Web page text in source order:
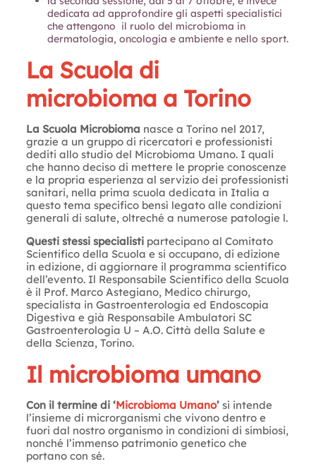
dedicata ad approfondire gli aspetti specialistici
che attengono il ruolo del microbioma in
dermatologia, oncologia e ambiente e nello sport.
La Scuola di
microbioma a Torino
La Scuola Microbioma nasce a Torino nel 2017,
grazie a un gruppo di ricercatori e professionisti
dediti allo studio del Microbioma Umano. I quali
che hanno deciso di mettere le proprie conoscenze
e la propria esperienza al servizio dei professionisti
sanitari, nella prima scuola dedicata in Italia a
questo tema specifico bensì legato alle condizioni
generali di salute, oltreché a numerose patologie l.
Questi stessi specialistipartecipano al Comitato
Scientifico della Scuola e si occupano, di edizione
in edizione, di aggiornare il programma scientifico
dell’evento. Il Responsabile Scientifico della Scuola
è il Prof. Marco Astegiano, Medico chirurgo,
specialista in Gastroenterologia ed Endoscopia
Digestiva e già Responsabile Ambulatori SC
Gastroenterologia U – A.O. Città della Salute e
della Scienza, Torino.
Il microbioma umano
Con il termine di ‘Microbioma Umano’ si intende
l’insieme di microrganismi che vivono dentro e
fuori dal nostro organismo in condizioni di simbiosi,
nonché l’immenso patrimonio genetico che
portano con sé.